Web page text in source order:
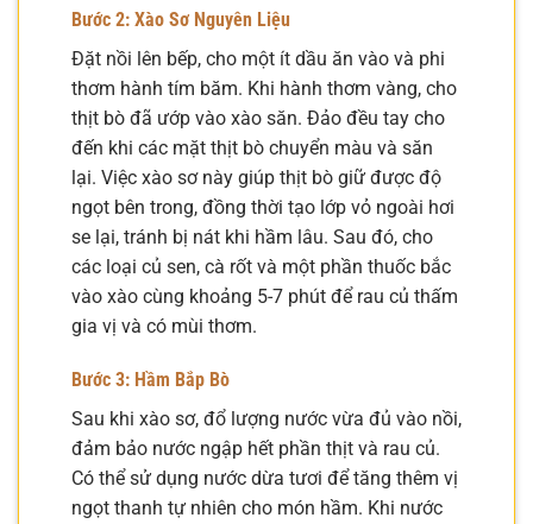
Bước 2: Xào Sơ Nguyên Liệu
Đặt nồi lên bếp, cho một ít dầu ăn vào và phi
thơm hành tím băm. Khi hành thơm vàng, cho
thịt bò đã ướp vào xào săn. Đảo đều tay cho
đến khi các mặt thịt bò chuyển màu và săn
lại. Việc xào sơ này giúp thịt bò giữ được độ
ngọt bên trong, đồng thời tạo lớp vỏ ngoài hơi
se lại, tránh bị nát khi hầm lâu. Sau đó, cho
các loại củ sen, cà rốt và một phần thuốc bắc
vào xào cùng khoảng 5-7 phút để rau củ thấm
gia vị và có mùi thơm.
Bước 3: Hầm Bắp Bò
Sau khi xào sơ, đổ lượng nước vừa đủ vào nồi,
đảm bảo nước ngập hết phần thịt và rau củ.
Có thể sử dụng nước dừa tươi để tăng thêm vị
ngọt thanh tự nhiên cho món hầm. Khi nước